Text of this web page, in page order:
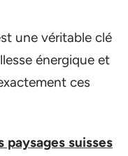
une véritable clé
énergique et
ces
paysages suisses